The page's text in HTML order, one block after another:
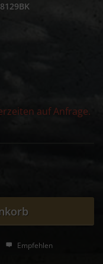
auf Anfrage.
Empfehlen